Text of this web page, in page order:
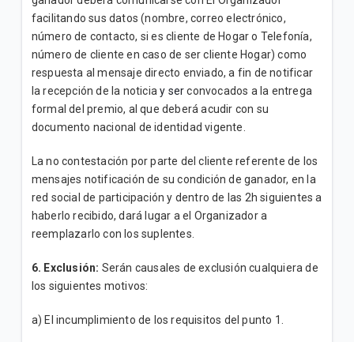
facilitando sus datos (nombre, correo electrónico,
número de contacto, si es cliente de Hogar o Telefonía,
número de cliente en caso de ser cliente Hogar) como
respuesta al mensaje directo enviado, a fin de notificar
la recepción de la noticiay serconvocados a la entrega
formal del premio, al que deberá acudir con su
documento nacional de identidad vigente.
La no contestación por parte del cliente referente de los
mensajes notificación de su condición de ganador, en la
red social de participación y dentro de las 2h siguientes a
haberlo recibido, dará lugar a el Organizador a
reemplazarlo con los suplentes.
6. Exclusión: Serán causales de exclusión cualquiera de
los siguientes motivos:
a) El incumplimiento de los requisitos del punto 1.